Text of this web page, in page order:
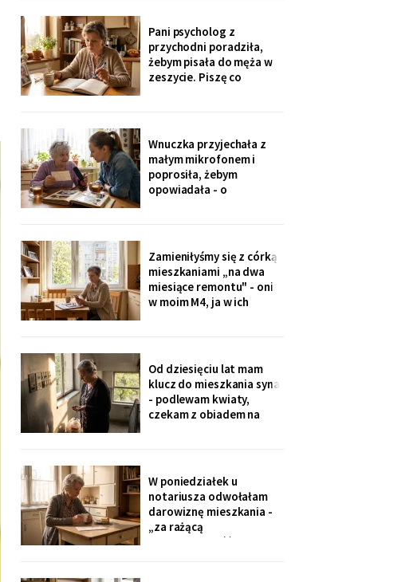
nie mówi, że mama coś
zrobiła źle". Zrobiło się
bardzo cicho.
Pani psycholog z
przychodni poradziła,
żebym pisała do męża w
zeszycie. Piszę co
sąsiadowi, który zawsze
mi pomaga - a nie synowi,
który nie przyjechał ani
do szpitala, ani na
rocznicę
Wnuczka przyjechała z
małym mikrofonem i
poprosiła, żebym
opowiadała - o
niedziele. Powiedziała,
że chce, żeby jej dzieci
kiedyś usłyszały mój głos.
Zamieniłyśmy się z córką
mieszkaniami „na dwa
miesiące remontu" - oni
w moim M4, ja w ich
widziałam na zdjęciach u
wnuczki. Córka mówi:
„Mamo, przecież stąd
masz bliżej do
przychodni".
Od dziesięciu lat mam
klucz do mieszkania syna
- podlewam kwiaty,
czekam z obiadem na
na karty. Karty dostali
wszyscy, nawet mama
synowej. Ja mam dzwonić
domofonem.
W poniedziałek u
notariusza odwołałam
darowiznę mieszkania -
„za rażącą
niewdzięczność", tak to